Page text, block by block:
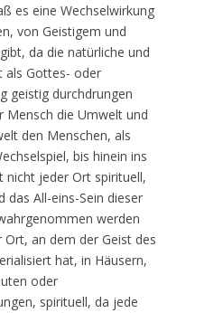
es eine Wechselwirkung
von Geistigem und
da die natürliche und
als Gottes- oder
geistig durchdrungen
Mensch die Umwelt und
den Menschen, als
bis hinein ins
nicht jeder Ort spirituell,
das All-eins-Sein dieser
werden
an dem der Geist des
hat, in Häusern,
oder
spirituell, da jede